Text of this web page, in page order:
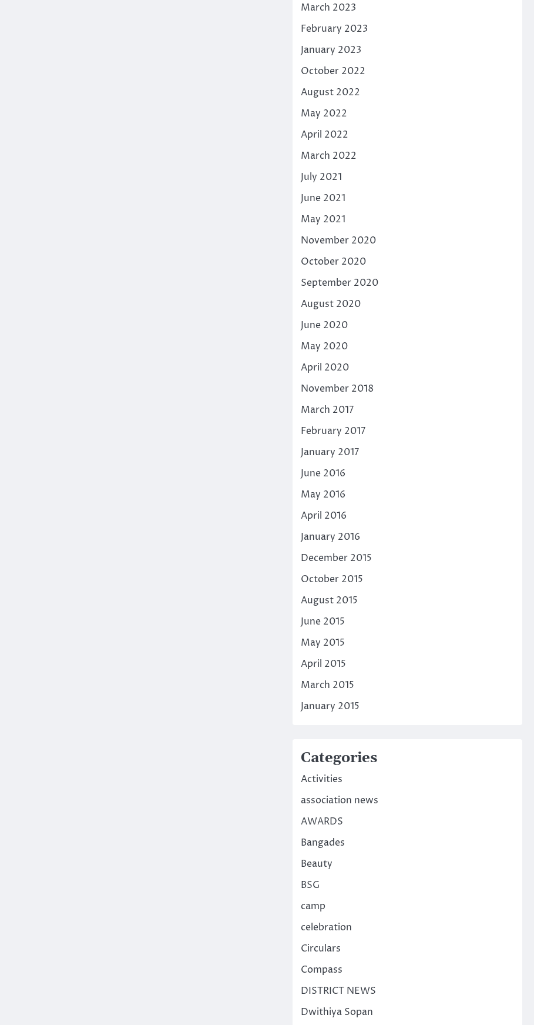
March 2023
February 2023
January 2023
October 2022
August 2022
May 2022
April 2022
March 2022
July 2021
June 2021
May 2021
November 2020
October 2020
September 2020
August 2020
June 2020
May 2020
April 2020
November 2018
March 2017
February 2017
January 2017
June 2016
May 2016
April 2016
January 2016
December 2015
October 2015
August 2015
June 2015
May 2015
April 2015
March 2015
January 2015
Categories
Activities
association news
AWARDS
Bangades
Beauty
BSG
camp
celebration
Circulars
Compass
DISTRICT NEWS
Dwithiya Sopan